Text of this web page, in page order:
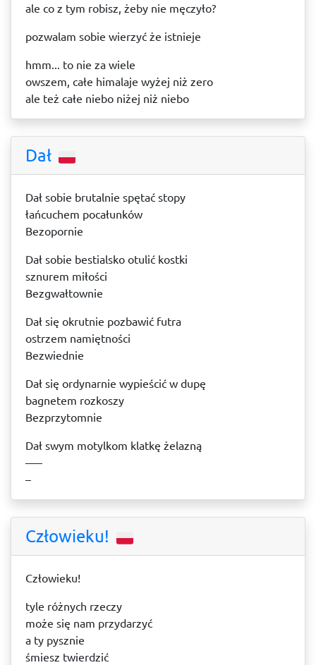
ale co z tym robisz, żeby nie męczyło?
pozwalam sobie wierzyć że istnieje
hmm... to nie za wiele
owszem, całe himalaje wyżej niż zero
ale też całe niebo niżej niż niebo
Dał
Dał sobie brutalnie spętać stopy
łańcuchem pocałunków
Bezopornie
Dał sobie bestialsko otulić kostki
sznurem miłości
Bezgwałtownie
Dał się okrutnie pozbawić futra
ostrzem namiętności
Bezwiednie
Dał się ordynarnie wypieścić w dupę
bagnetem rozkoszy
Bezprzytomnie
Dał swym motylkom klatkę żelazną
–––
–
Człowieku!
Człowieku!
tyle różnych rzeczy
może się nam przydarzyć
a ty pysznie
śmiesz twierdzić